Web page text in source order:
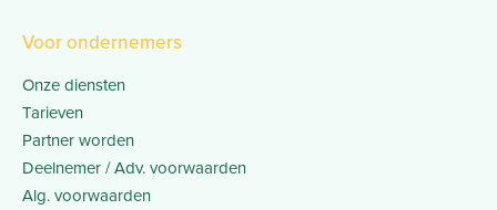
Voor ondernemers
Onze diensten
Tarieven
Partner worden
Deelnemer / Adv. voorwaarden
Alg. voorwaarden